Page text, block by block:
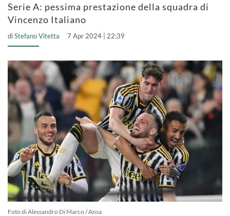
Serie A: pessima prestazione della squadra di
Vincenzo Italiano
diStefano Vitetta 7 Apr 2024 | 22:39
Foto di Alessandro Di Marco / Ansa